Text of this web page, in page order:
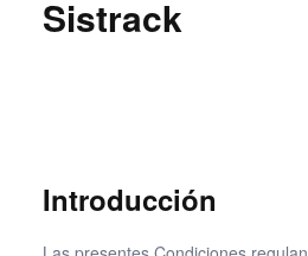
Sistrack
Introducción